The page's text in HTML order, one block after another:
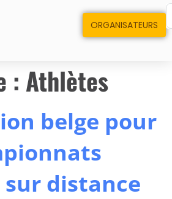
ORGANISATEURS
: Athlètes
belge pour
sur distance